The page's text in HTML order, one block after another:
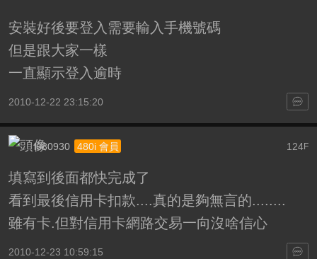
安裝好後要登入需要輸入手機號碼
但是跟大家一樣
一直顯示登入逾時
2010-12-22 23:15:20
124F
l680930 480i 會員
填寫到後面都快完成了
看到最後信用卡扣款....真的是夠無言的........
雖有卡.但對信用卡網路交易一向沒啥信心
2010-12-23 10:59:15